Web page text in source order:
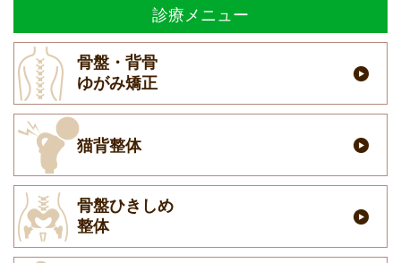
診療メニュー
骨盤・背骨
ゆがみ矯正
猫背整体
骨盤ひきしめ
整体